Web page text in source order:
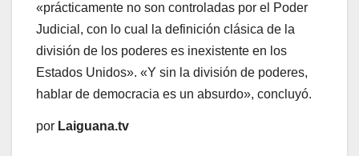
«prácticamente no son controladas por el Poder
Judicial, con lo cual la definición clásica de la
división de los poderes es inexistente en los
Estados Unidos». «Y sin la división de poderes,
hablar de democracia es un absurdo», concluyó.
por Laiguana.tv